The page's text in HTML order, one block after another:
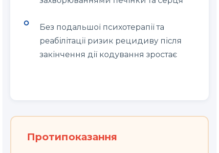
Без подальшої психотерапії та
реабілітації ризик рецидиву після
закінчення дії кодування зростає
Протипоказання